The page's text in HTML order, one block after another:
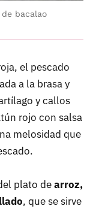
bacalao
el pescado
a la brasa y
y callos
rojo con salsa
melosidad que
plato dearroz,
, que se sirve